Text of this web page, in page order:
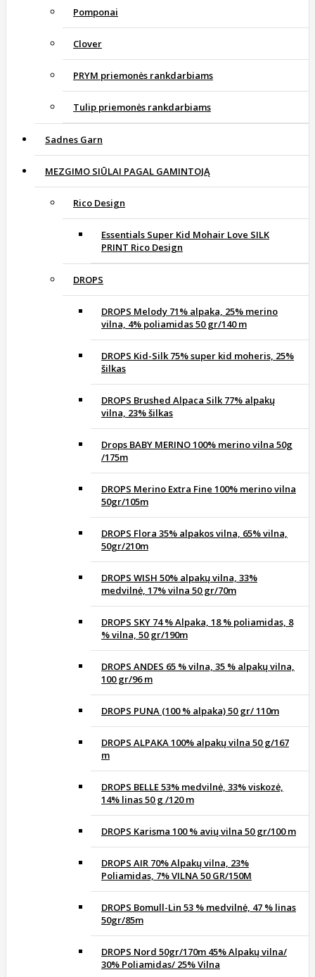
Pomponai
Clover
PRYM priemonės rankdarbiams
Tulip priemonės rankdarbiams
Sadnes Garn
MEZGIMO SIŪLAI PAGAL GAMINTOJĄ
Rico Design
Essentials Super Kid Mohair Love SILK
PRINT Rico Design
DROPS
DROPS Melody 71% alpaka, 25% merino
vilna, 4% poliamidas 50 gr/140 m
DROPS Kid-Silk 75% super kid moheris, 25%
šilkas
DROPS Brushed Alpaca Silk 77% alpakų
vilna, 23% šilkas
Drops BABY MERINO 100% merino vilna 50g
/175m
DROPS Merino Extra Fine 100% merino vilna
50gr/105m
DROPS Flora 35% alpakos vilna, 65% vilna,
50gr/210m
DROPS WISH 50% alpakų vilna, 33%
medvilnė, 17% vilna 50 gr/70m
DROPS SKY 74 % Alpaka, 18 % poliamidas, 8
% vilna, 50 gr/190m
DROPS ANDES 65 % vilna, 35 % alpakų vilna,
100 gr/96 m
DROPS PUNA (100 % alpaka) 50 gr/ 110m
DROPS ALPAKA 100% alpakų vilna 50 g/167
m
DROPS BELLE 53% medvilnė, 33% viskozė,
14% linas 50 g /120 m
DROPS Karisma 100 % avių vilna 50 gr/100 m
DROPS AIR 70% Alpakų vilna, 23%
Poliamidas, 7% VILNA 50 GR/150M
DROPS Bomull-Lin 53 % medvilnė, 47 % linas
50gr/85m
DROPS Nord 50gr/170m 45% Alpakų vilna/
30% Poliamidas/ 25% Vilna